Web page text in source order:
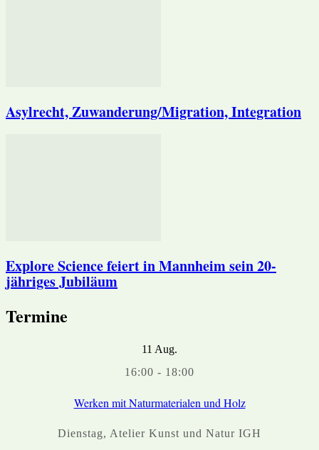
Asylrecht, Zuwanderung/Migration, Integration
Explore Science feiert in Mannheim sein 20-
jähriges Jubiläum
Termine
11 Aug.
16:00 - 18:00
Werken mit Naturmaterialen und Holz
Dienstag, Atelier Kunst und Natur IGH